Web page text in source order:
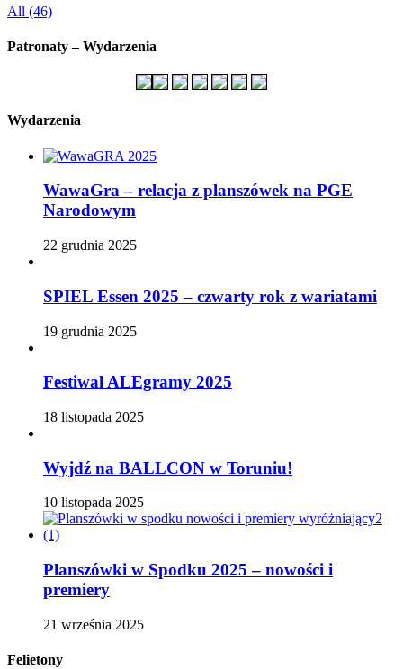
All (46)
Patronaty – Wydarzenia
Wydarzenia
WawaGra – relacja z planszówek na PGE
Narodowym
22 grudnia 2025
SPIEL Essen 2025 – czwarty rok z wariatami
19 grudnia 2025
Festiwal ALEgramy 2025
18 listopada 2025
Wyjdź na BALLCON w Toruniu!
10 listopada 2025
Planszówki w Spodku 2025 – nowości i
premiery
21 września 2025
Felietony